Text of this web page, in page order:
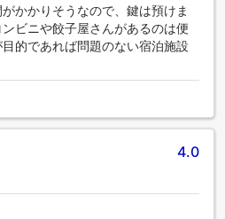
かかりそうなので、鍵は預けま
ビニや餃子屋さんがあるのは便
的であれば問題のない宿泊施設
4.0